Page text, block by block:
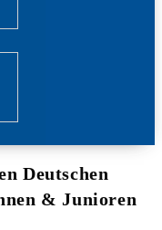
Deutschen
& Junioren